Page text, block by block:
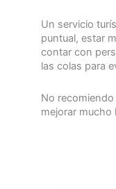
Un servicio
puntual, estar
contar con
las colas para
No
mejorar mucho